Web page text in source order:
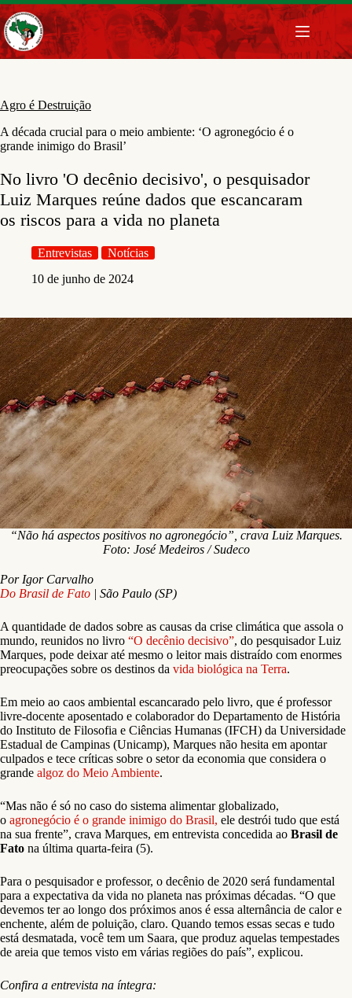
Pular
para
o
conteúdo
Agro é Destruição
A década crucial para o meio ambiente: ‘O agronegócio é o
grande inimigo do Brasil’
No livro 'O decênio decisivo', o pesquisador
Luiz Marques reúne dados que escancaram
os riscos para a vida no planeta
Entrevistas
Notícias
10 de junho de 2024
“Não há aspectos positivos no agronegócio”, crava Luiz Marques.
Foto: José Medeiros / Sudeco
Por Igor Carvalho
Do Brasil de Fato | São Paulo (SP)
A quantidade de dados sobre as causas da crise climática que assola o
mundo, reunidos no livro “O decênio decisivo”, do pesquisador Luiz
Marques, pode deixar até mesmo o leitor mais distraído com enormes
preocupações sobre os destinos da vida biológica na Terra.
Em meio ao caos ambiental escancarado pelo livro, que é professor
livre-docente aposentado e colaborador do Departamento de História
do Instituto de Filosofia e Ciências Humanas (IFCH) da Universidade
Estadual de Campinas (Unicamp), Marques não hesita em apontar
culpados e tece críticas sobre o setor da economia que considera o
grande algoz do Meio Ambiente.
“Mas não é só no caso do sistema alimentar globalizado,
o agronegócio é o grande inimigo do Brasil, ele destrói tudo que está
na sua frente”, crava Marques, em entrevista concedida ao Brasil de
Fato na última quarta-feira (5).
Para o pesquisador e professor, o decênio de 2020 será fundamental
para a expectativa da vida no planeta nas próximas décadas. “O que
devemos ter ao longo dos próximos anos é essa alternância de calor e
enchente, além de poluição, claro. Quando temos essas secas e tudo
está desmatada, você tem um Saara, que produz aquelas tempestades
de areia que temos visto em várias regiões do país”, explicou.
Confira a entrevista na íntegra: